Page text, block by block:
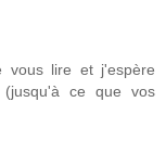
vous lire et j'espère
ce que vos